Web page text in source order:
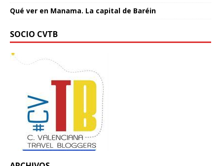
Qué ver en Manama. La capital de Baréin
SOCIO CVTB